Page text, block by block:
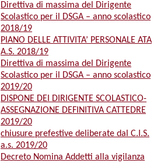
Direttiva di massima del Dirigente
Scolastico per il DSGA – anno scolastico
2018/19
PIANO DELLE ATTIVITA’ PERSONALE ATA
A.S. 2018/19
Direttiva di massima del Dirigente
Scolastico per il DSGA – anno scolastico
2019/20
DISPONE DEI DIRIGENTE SCOLASTICO-
ASSEGNAZIONE DEFINITIVA CATTEDRE
2019/20
chiusure prefestive deliberate dal C.I.S.
a.s. 2019/20
Decreto Nomina Addetti alla vigilanza